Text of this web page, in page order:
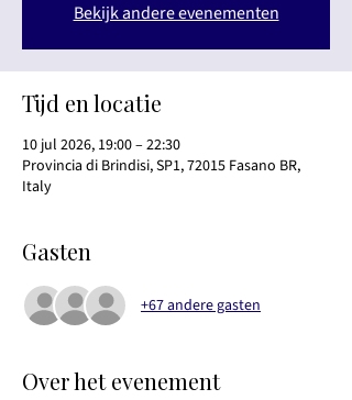
Bekijk andere evenementen
Tijd en locatie
10 jul 2026, 19:00 – 22:30
Provincia di Brindisi, SP1, 72015 Fasano BR,
Italy
Gasten
+67 andere gasten
Over het evenement